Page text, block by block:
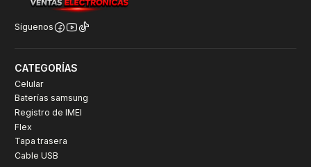
Síguenos
CATEGORÍAS
Celular
Baterías samsung
Registro de IMEI
Flex
Tapa trasera
Cable USB